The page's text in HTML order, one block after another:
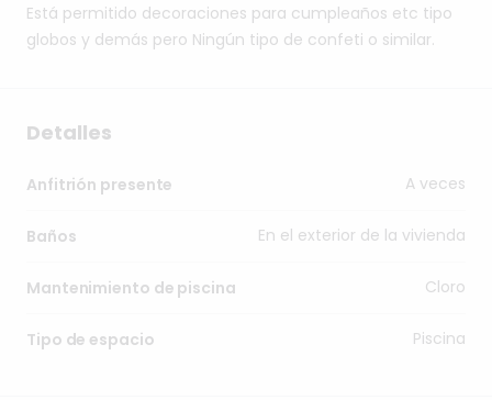
Está permitido decoraciones para cumpleaños etc tipo
globos y demás pero Ningún tipo de confeti o similar.
Detalles
Anfitrión presente A veces
Baños En el exterior de la vivienda
Mantenimiento de piscina Cloro
Tipo de espacio Piscina